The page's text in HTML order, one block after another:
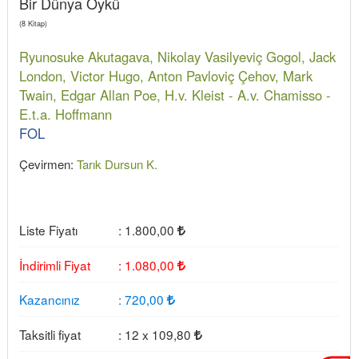
(8 Kitap)
Ryunosuke Akutagava, Nikolay Vasilyeviç Gogol, Jack
London, Victor Hugo, Anton Pavloviç Çehov, Mark
Twain, Edgar Allan Poe, H.v. Kleist - A.v. Chamisso -
E.t.a. Hoffmann
FOL
Çevirmen: Tarık Dursun K.
Liste Fiyatı : 1.800,00
İndirimli Fiyat
: 1.080,00
Kazancınız
: 720,00
Taksitli fiyat
: 12 x 109,80